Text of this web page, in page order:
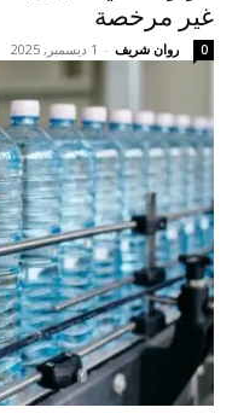
غير مرخصة
روان شريف - 1 ديسمبر, 2025 0